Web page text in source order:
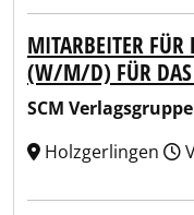
MITARBEITER
(W/M/D) FÜR DAS
SCM
Holzgerlingen